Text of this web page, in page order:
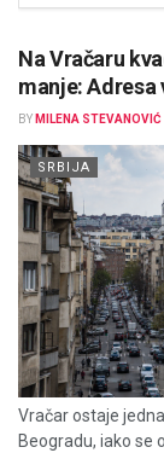
Na Vračaru
manje:
BY MILENA STEVANOVIĆ
SRBIJA
Vračar ostaje
Beogradu, iako se